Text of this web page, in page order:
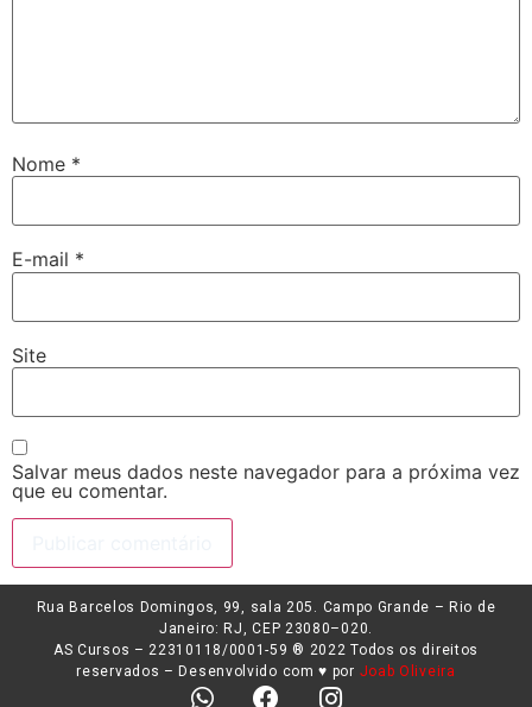
Nome *
E-mail *
Site
Salvar meus dados neste navegador para a próxima vez
que eu comentar.
Rua Barcelos Domingos, 99, sala 205. Campo Grande – Rio de
Janeiro: RJ, CEP 23080–020.
AS Cursos – 22310118/0001-59 ®️ 2022 Todos os direitos
reservados – Desenvolvido com ♥️ por Joab Oliveira